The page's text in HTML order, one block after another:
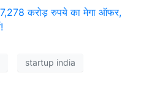
करोड़ रुपये का मेगा ऑफर,
startup india